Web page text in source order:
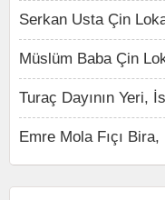
Serkan Usta Çin
Müslüm Baba Çin
Turaç Dayının Yeri,
Emre Mola Fıçı